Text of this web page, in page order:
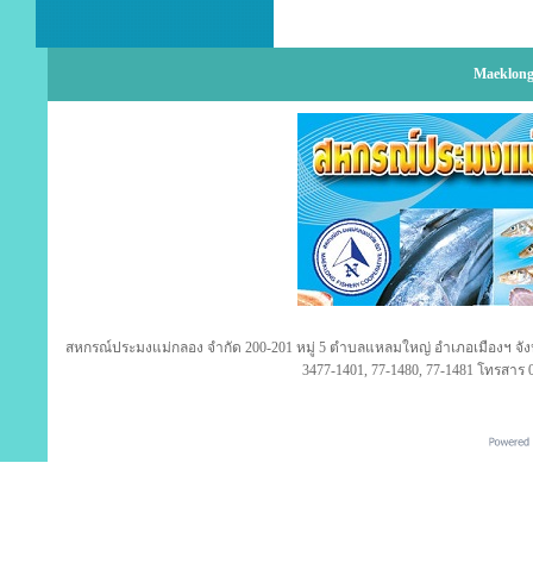
สหกรณ์ประมงแม่กลอง จำกัด 200-201 หมู่ 5 ตำบลแหลมใหญ่ อำเภอเมืองฯ จั
3477-1401, 77-1480, 77-1481 โทรสาร